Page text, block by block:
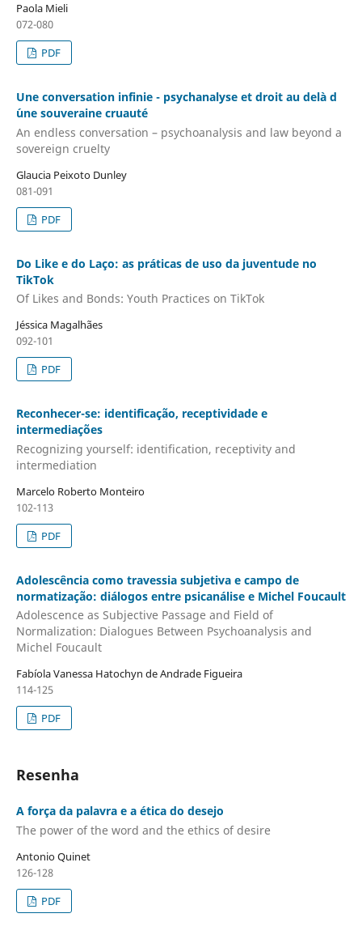
Paola Mieli
072-080
PDF
Une conversation infinie - psychanalyse et droit au delà d
´une souveraine cruauté
An endless conversation – psychoanalysis and law beyond a
sovereign cruelty
Glaucia Peixoto Dunley
081-091
PDF
Do Like e do Laço: as práticas de uso da juventude no
TikTok
Of Likes and Bonds: Youth Practices on TikTok
Jéssica Magalhães
092-101
PDF
Reconhecer-se: identificação, receptividade e
intermediações
Recognizing yourself: identification, receptivity and
intermediation
Marcelo Roberto Monteiro
102-113
PDF
Adolescência como travessia subjetiva e campo de
normatização: diálogos entre psicanálise e Michel Foucault
Adolescence as Subjective Passage and Field of
Normalization: Dialogues Between Psychoanalysis and
Michel Foucault
Fabíola Vanessa Hatochyn de Andrade Figueira
114-125
PDF
Resenha
A força da palavra e a ética do desejo
The power of the word and the ethics of desire
Antonio Quinet
126-128
PDF